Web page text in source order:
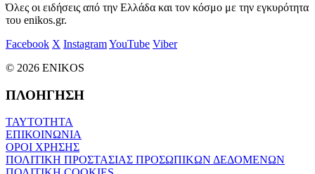
Όλες οι ειδήσεις από την Ελλάδα και τον κόσμο με την εγκυρότητα
του enikos.gr.
Facebook X InstagramYouTube Viber
© 2026 ENIKOS
ΠΛΟΗΓΗΣΗ
ΤΑΥΤΟΤΗΤΑ
ΕΠΙΚΟΙΝΩΝΙΑ
ΟΡΟΙ ΧΡΗΣΗΣ
ΠΟΛΙΤΙΚΗ ΠΡΟΣΤΑΣΙΑΣ ΠΡΟΣΩΠΙΚΩΝ ΔΕΔΟΜΕΝΩΝ